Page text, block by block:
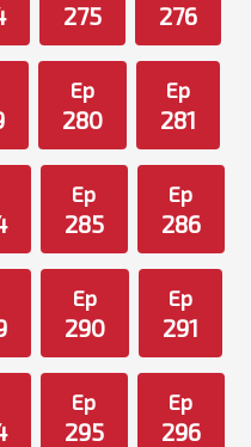
275 276
Ep
280
Ep
281
Ep
285
Ep
286
Ep
290
Ep
291
Ep
295
Ep
296